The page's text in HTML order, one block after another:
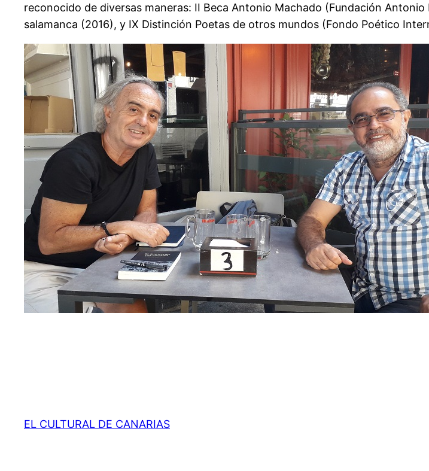
reconocido de diversas maneras: II Beca Antonio Machado (Fundación
salamanca (2016), y IX Distinción Poetas de otros mundos (Fondo Poético
EL CULTURAL DE CANARIAS